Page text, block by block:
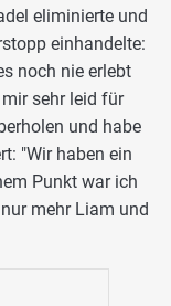
eliminierte und
einhandelte:
noch nie erlebt
sehr leid für
und habe
"Wir haben ein
Punkt war ich
mehr Liam und